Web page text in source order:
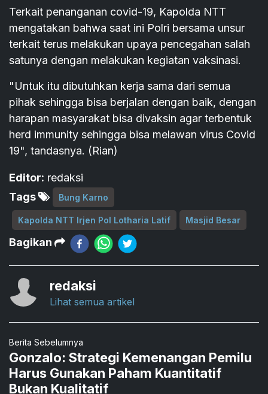
Terkait penanganan covid-19, Kapolda NTT
mengatakan bahwa saat ini Polri bersama unsur
terkait terus melakukan upaya pencegahan salah
satunya dengan melakukan kegiatan vaksinasi.
"Untuk itu dibutuhkan kerja sama dari semua
pihak sehingga bisa berjalan dengan baik, dengan
harapan masyarakat bisa divaksin agar terbentuk
herd immunity sehingga bisa melawan virus Covid
19", tandasnya. (Rian)
Editor: redaksi
Tags
Bung Karno
Kapolda NTT Irjen Pol Lotharia Latif Masjid Besar
Bagikan
redaksi
Lihat semua artikel
Berita Sebelumnya
Gonzalo: Strategi Kemenangan Pemilu
Harus Gunakan Paham Kuantitatif
Bukan Kualitatif